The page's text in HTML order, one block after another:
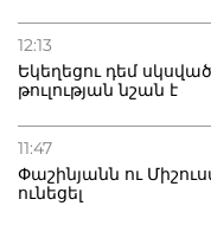
12:13
Եկեղեցու դեմ
թուլության նշան է
11:47
Փաշինյանն ու
ունեցել